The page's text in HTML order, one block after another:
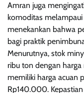
Amran juga
komoditas melampaui
menekankan bahwa
bagi praktik
Menurutnya, stok
ribu ton dengan
memiliki harga acuan
Rp140.000.